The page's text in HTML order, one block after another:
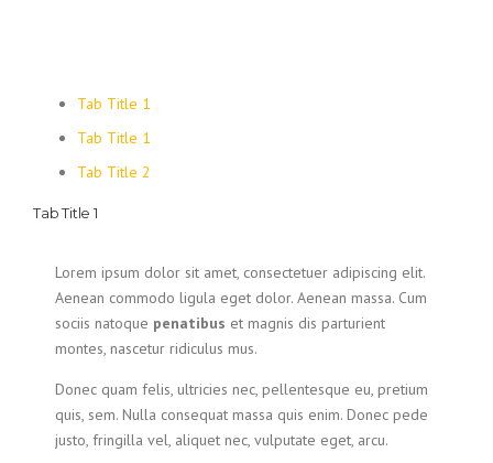
Tab Title 1
Tab Title 1
Tab Title 2
Tab Title 1
Lorem ipsum dolor sit amet, consectetuer adipiscing elit.
Aenean commodo ligula eget dolor. Aenean massa. Cum
sociis natoque penatibus et magnis dis parturient
montes, nascetur ridiculus mus.
Donec quam felis, ultricies nec, pellentesque eu, pretium
quis, sem. Nulla consequat massa quis enim. Donec pede
justo, fringilla vel, aliquet nec, vulputate eget, arcu.